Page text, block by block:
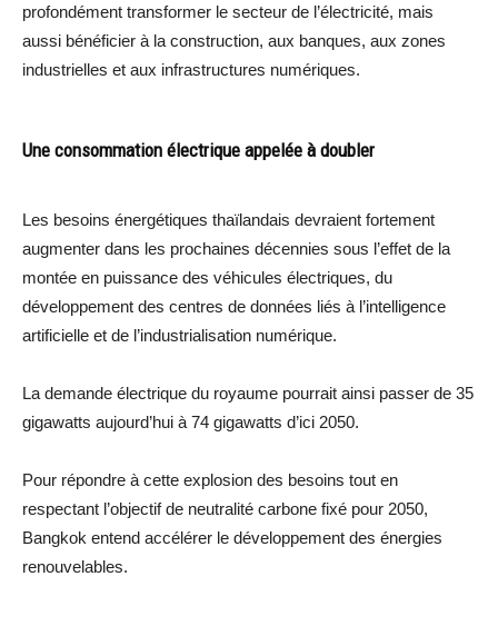
profondément transformer le secteur de l’électricité, mais
aussi bénéficier à la construction, aux banques, aux zones
industrielles et aux infrastructures numériques.
Une consommation électrique appelée à doubler
Les besoins énergétiques thaïlandais devraient fortement
augmenter dans les prochaines décennies sous l’effet de la
montée en puissance des véhicules électriques, du
développement des centres de données liés à l’intelligence
artificielle et de l’industrialisation numérique.
La demande électrique du royaume pourrait ainsi passer de 35
gigawatts aujourd’hui à 74 gigawatts d’ici 2050.
Pour répondre à cette explosion des besoins tout en
respectant l’objectif de neutralité carbone fixé pour 2050,
Bangkok entend accélérer le développement des énergies
renouvelables.